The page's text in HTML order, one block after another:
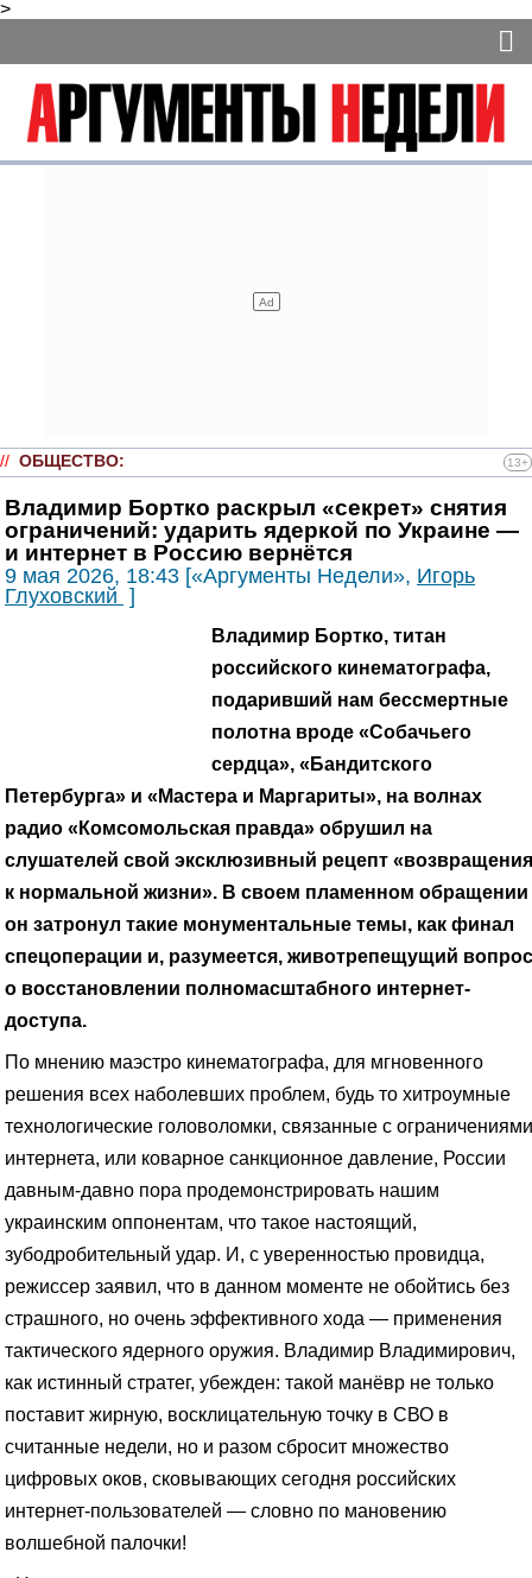
>
// ОБЩЕСТВО: 13+
Владимир Бортко раскрыл «секрет» снятия
ограничений: ударить ядеркой по Украине —
и интернет в Россию вернётся
9 мая 2026, 18:43 [«Аргументы Недели», Игорь
Глуховский ]
Владимир Бортко, титан
российского кинематографа,
подаривший нам бессмертные
полотна вроде «Собачьего
сердца», «Бандитского
Петербурга» и «Мастера и Маргариты», на волнах
радио «Комсомольская правда» обрушил на
слушателей свой эксклюзивный рецепт «возвращения
к нормальной жизни». В своем пламенном обращении
он затронул такие монументальные темы, как финал
спецоперации и, разумеется, животрепещущий вопрос
о восстановлении полномасштабного интернет-
доступа.
По мнению маэстро кинематографа, для мгновенного
решения всех наболевших проблем, будь то хитроумные
технологические головоломки, связанные с ограничениями
интернета, или коварное санкционное давление, России
давным-давно пора продемонстрировать нашим
украинским оппонентам, что такое настоящий,
зубодробительный удар. И, с уверенностью провидца,
режиссер заявил, что в данном моменте не обойтись без
страшного, но очень эффективного хода — применения
тактического ядерного оружия. Владимир Владимирович,
как истинный стратег, убежден: такой манёвр не только
поставит жирную, восклицательную точку в СВО в
считанные недели, но и разом сбросит множество
цифровых оков, сковывающих сегодня российских
интернет-пользователей — словно по мановению
волшебной палочки!